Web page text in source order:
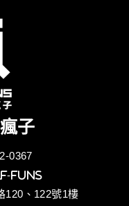
子
0367
funs
120、122號1樓